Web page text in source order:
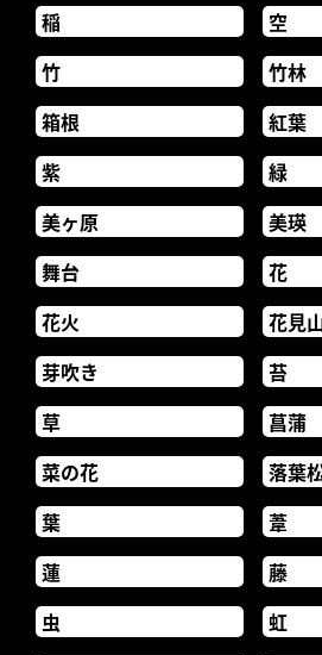
稲
空
竹
竹林
箱根
紅葉
紫
緑
美ヶ原
美瑛
舞台
花
花火
花見
芽吹き
苔
草
菖蒲
菜の花
落葉
葉
葦
蓮
藤
虫
虹